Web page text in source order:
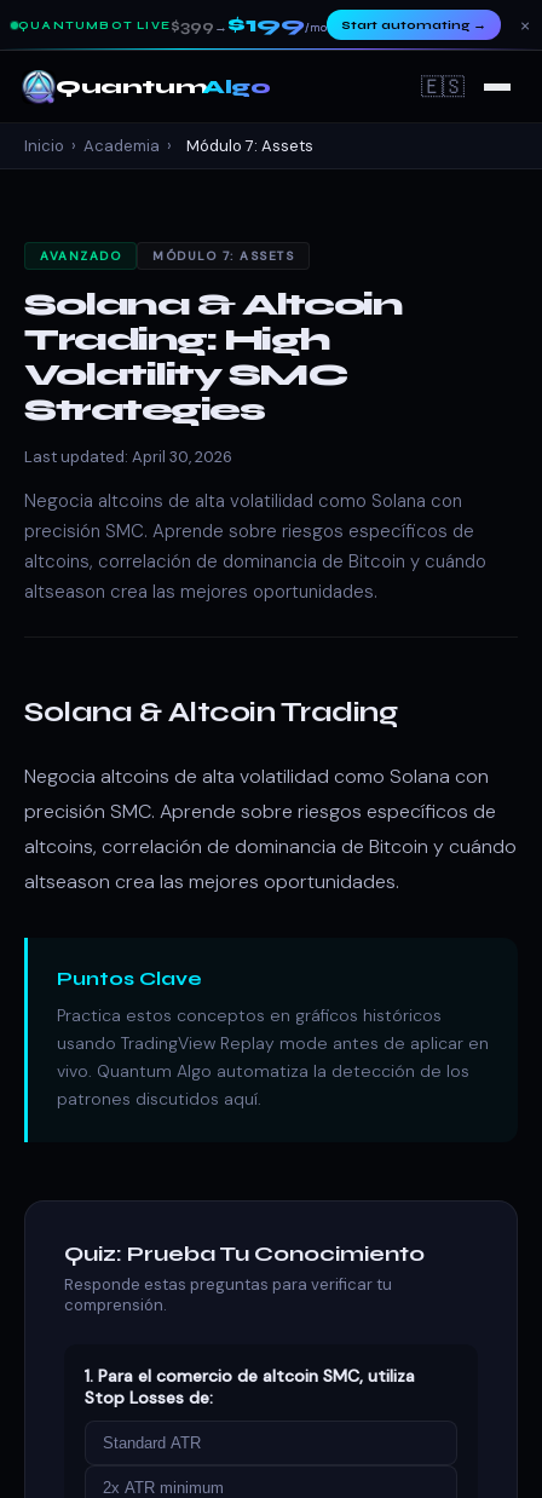
QUANTUMBOT LIVE $399 → $199/mo Start automating→ ×
QuantumAlgo 🇪🇸
Inicio › Academia › Módulo 7: Assets
AVANZADO MÓDULO 7: ASSETS
Solana & Altcoin
Trading: High
Volatility SMC
Strategies
Last updated: April 30, 2026
Negocia altcoins de alta volatilidad como Solana con
precisión SMC. Aprende sobre riesgos específicos de
altcoins, correlación de dominancia de Bitcoin y cuándo
altseason crea las mejores oportunidades.
Solana & Altcoin Trading
Negocia altcoins de alta volatilidad como Solana con
precisión SMC. Aprende sobre riesgos específicos de
altcoins, correlación de dominancia de Bitcoin y cuándo
altseason crea las mejores oportunidades.
Puntos Clave
Practica estos conceptos en gráficos históricos
usando TradingView Replay mode antes de aplicar en
vivo. Quantum Algo automatiza la detección de los
patrones discutidos aquí.
Quiz: Prueba Tu Conocimiento
Responde estas preguntas para verificar tu
comprensión.
1. Para el comercio de altcoin SMC, utiliza
Stop Losses de:
Standard ATR
2x ATR minimum